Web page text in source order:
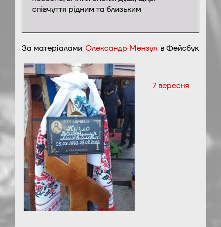
співчуття рідним та близьким
За матеріалами Олександр Мензул в Фейсбук
7 вересня